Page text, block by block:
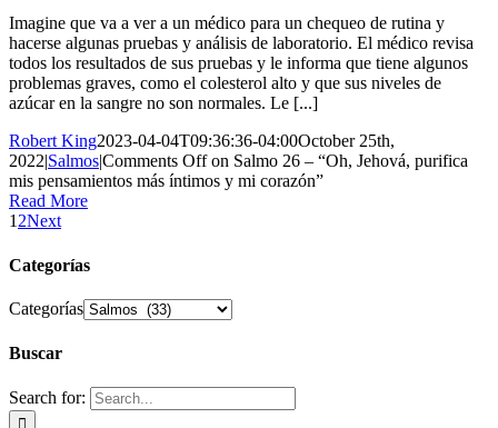
Imagine que va a ver a un médico para un chequeo de rutina y
hacerse algunas pruebas y análisis de laboratorio. El médico revisa
todos los resultados de sus pruebas y le informa que tiene algunos
problemas graves, como el colesterol alto y que sus niveles de
azúcar en la sangre no son normales. Le [...]
Robert King2023-04-04T09:36:36-04:00October 25th,
2022|Salmos|Comments Offon Salmo 26 – “Oh, Jehová, purifica
mis pensamientos más íntimos y mi corazón”
Read More
1 2Next
Categorías
Categorías
Buscar
Search for: